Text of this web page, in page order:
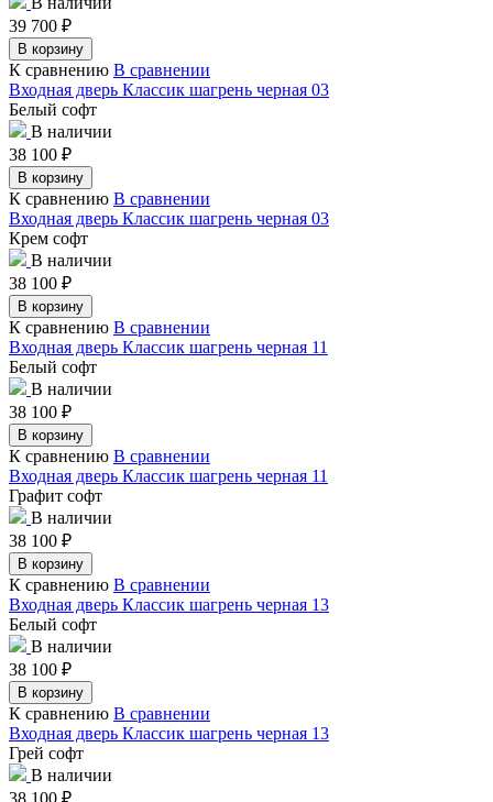
39 700 ₽
В корзину
К сравнению В сравнении
Входная дверь Классик шагрень черная 03
Белый софт
В наличии
38 100 ₽
В корзину
К сравнению В сравнении
Входная дверь Классик шагрень черная 03
Крем софт
В наличии
38 100 ₽
В корзину
К сравнению В сравнении
Входная дверь Классик шагрень черная 11
Белый софт
В наличии
38 100 ₽
В корзину
К сравнению В сравнении
Входная дверь Классик шагрень черная 11
Графит софт
В наличии
38 100 ₽
В корзину
К сравнению В сравнении
Входная дверь Классик шагрень черная 13
Белый софт
В наличии
38 100 ₽
В корзину
К сравнению В сравнении
Входная дверь Классик шагрень черная 13
Грей софт
В наличии
38 100 ₽